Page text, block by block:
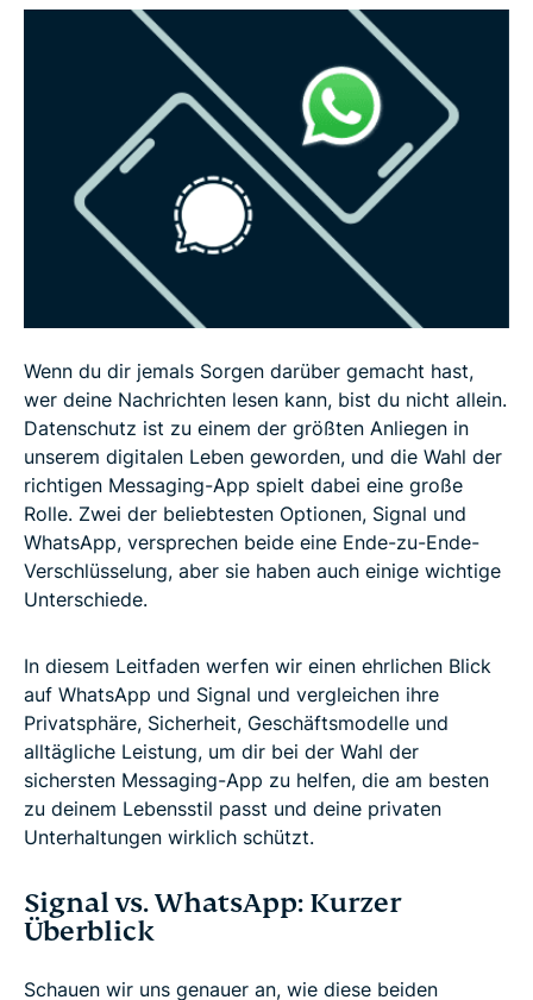
besten zu deinen Bedürfnissen?
FAQ: Häufig gestellte Fragen zu Signal und
Wenn du dir jemals Sorgen darüber gemacht hast,
wer deine Nachrichten lesen kann, bist du nicht allein.
Datenschutz ist zu einem der größten Anliegen in
unserem digitalen Leben geworden, und die Wahl der
richtigen Messaging-App spielt dabei eine große
Rolle. Zwei der beliebtesten Optionen, Signal und
WhatsApp, versprechen beide eine Ende-zu-Ende-
Verschlüsselung, aber sie haben auch einige wichtige
Unterschiede.
In diesem Leitfaden werfen wir einen ehrlichen Blick
auf WhatsApp und Signal und vergleichen ihre
Privatsphäre, Sicherheit, Geschäftsmodelle und
alltägliche Leistung, um dir bei der Wahl der
sichersten Messaging-App zu helfen, die am besten
zu deinem Lebensstil passt und deine privaten
Unterhaltungen wirklich schützt.
Signal vs. WhatsApp: Kurzer
Überblick
Schauen wir uns genauer an, wie diese beiden